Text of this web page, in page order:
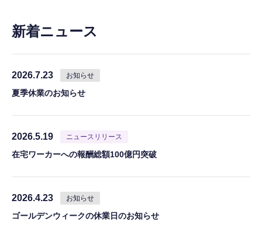
新着ニュース
2026.7.23 お知らせ
夏季休業のお知らせ
2026.5.19 ニュースリリース
在宅ワーカーへの報酬総額100億円突破
2026.4.23 お知らせ
ゴールデンウィークの休業日のお知らせ